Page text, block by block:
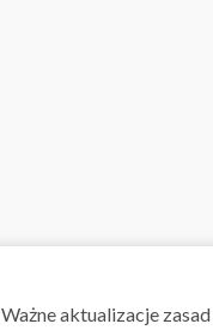
Ważne aktualizacje